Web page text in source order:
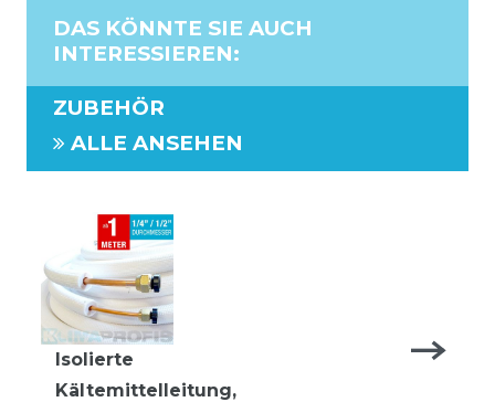
DAS KÖNNTE SIE AUCH
INTERESSIEREN:
ZUBEHÖR
ALLE ANSEHEN
Isolierte
Kältemittelleitung,